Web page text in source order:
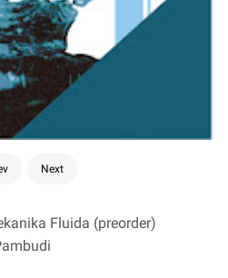
Next
Fluida (preorder)